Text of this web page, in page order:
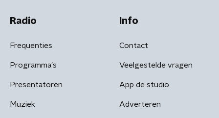
Radio
Frequenties
Programma's
Presentatoren
Muziek
Info
Contact
Veelgestelde vragen
App de studio
Adverteren